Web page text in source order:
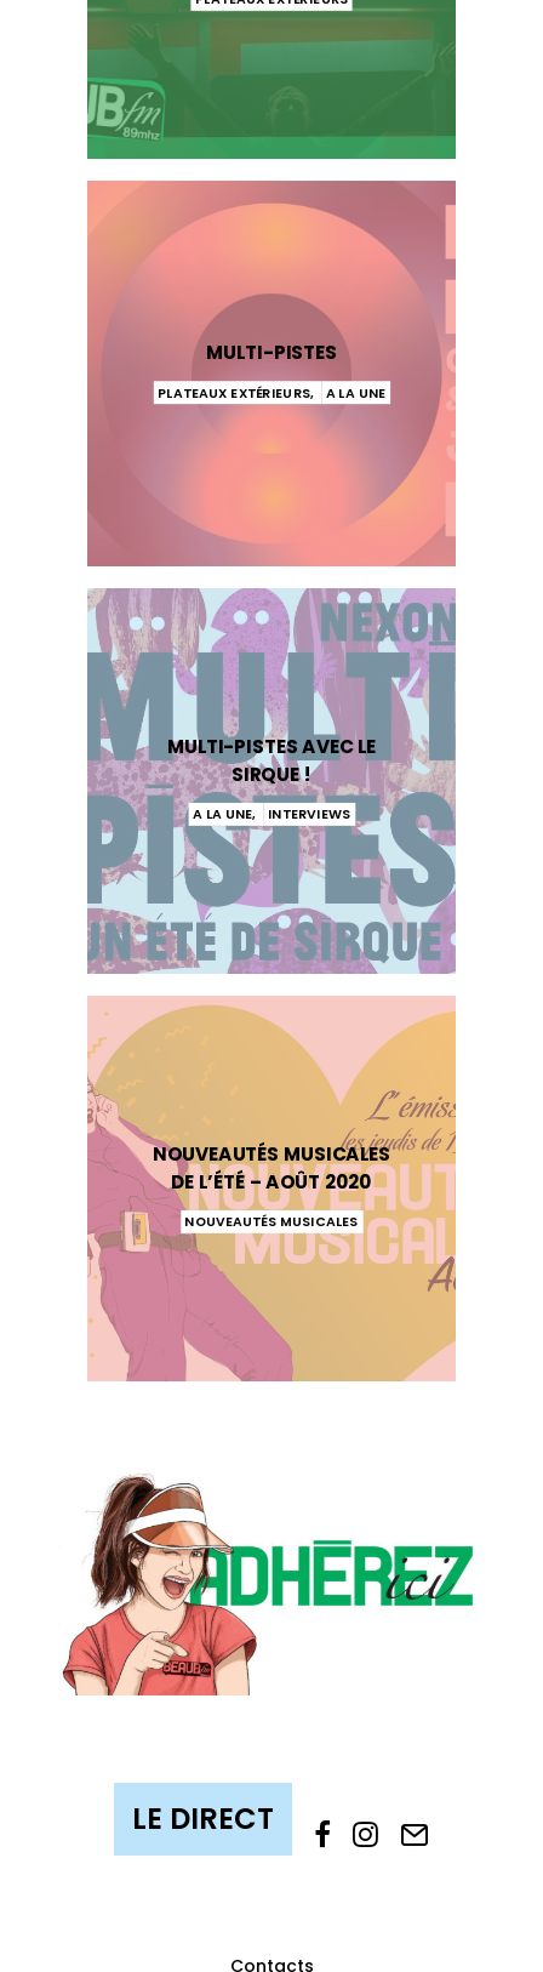
MULTI-PISTES
PLATEAUX EXTÉRIEURS, A LA UNE
MULTI-PISTES AVEC LE
SIRQUE !
A LA UNE, INTERVIEWS
NOUVEAUTÉS MUSICALES
DE L’ÉTÉ – AOÛT 2020
NOUVEAUTÉS MUSICALES
Contacts